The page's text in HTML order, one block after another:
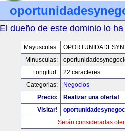
El dueño de este dominio lo
Mayusculas:
Minusculas:
Longitud:
22 caracteres
Categorias:
Negocios
Precio:
Realizar una oferta!
Visitar!
Serán consideradas